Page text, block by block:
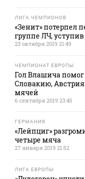
ЛИГА ЧЕМПИОНОВ
«Зенит» потерпел
группе ЛЧ,
23 октября 2019 21:49
ЧЕМПИОНАТ ЕВРОПЫ
Гол Влашича
Словакию,
мячей
6 сентября 2019 23:45
ГЕРМАНИЯ
«Лейпциг»
четыре мяча
27 января 2019 21:52
ЛИГА ЕВРОПЫ